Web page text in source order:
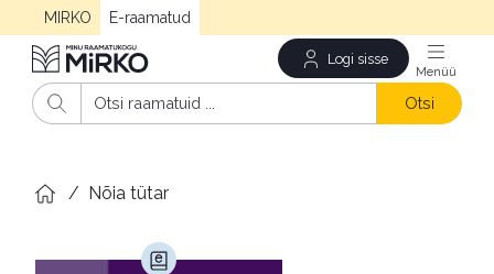
MIRKO E-raamatud
Logi sisse
Otsi
/ Nõia tütar